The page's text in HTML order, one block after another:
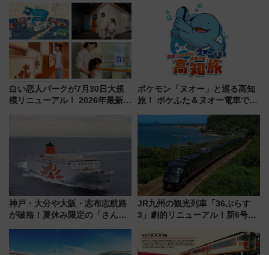
白い恋人パークが7月30日大規
模リニューアル！ 2026年最新の
ポケモン「ヌオー」と巡る高知
旅！ ポケふた＆ヌオー電車で楽
路の絶景と絶品グルメを満喫！
（7月18日スタート）
神戸・大分や大阪・志布志航路
が破格！夏休み限定の「さんふ
快適な船旅はいかが？
JR九州の観光列車「36ぷらす
3」劇的リニューアル！新6号車
別 “プレミアムランチ”導入･ル
ートや価格など解説